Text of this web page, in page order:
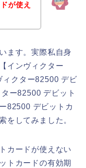
が使え
ます。実際私自身
インヴィクター
ィクター82500 デビ
ー82500 デビット
82500 デビットカ
してみました。
カードが使えない
トカードの有効期